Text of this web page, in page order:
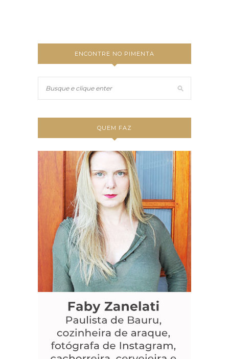
ENCONTRE NO PIMENTA
QUEM FAZ